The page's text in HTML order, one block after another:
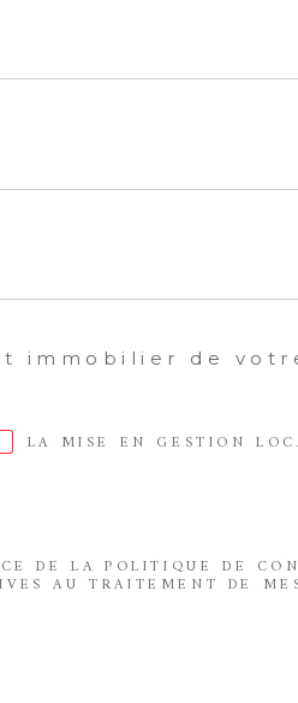
immobilier de
LA MISE EN GESTION
DE LA POLITIQUE DE
AU TRAITEMENT DE